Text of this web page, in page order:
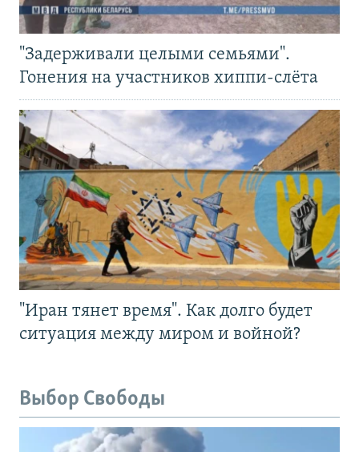
"Задерживали целыми семьями".
Гонения на участников хиппи-слёта
"Иран тянет время". Как долго будет
ситуация между миром и войной?
Выбор Свободы